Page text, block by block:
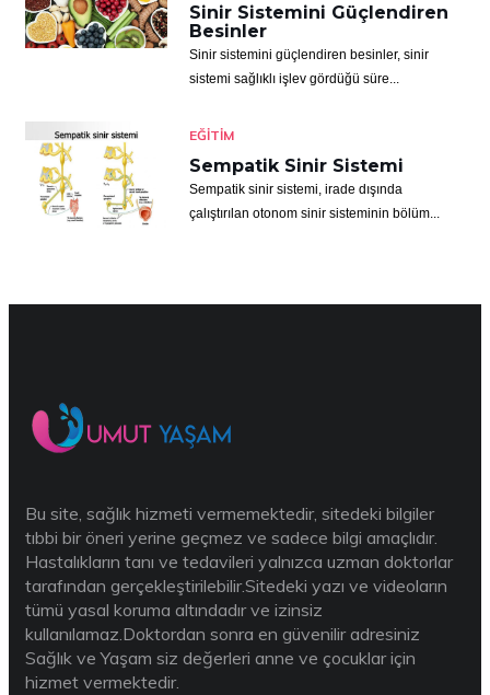
Sinir Sistemini Güçlendiren
Besinler
Sinir sistemini güçlendiren besinler, sinir
sistemi sağlıklı işlev gördüğü süre...
EĞITIM
Sempatik Sinir Sistemi
Sempatik sinir sistemi, irade dışında
çalıştırılan otonom sinir sisteminin bölüm...
Bu site, sağlık hizmeti vermemektedir, sitedeki bilgiler
tıbbi bir öneri yerine geçmez ve sadece bilgi amaçlıdır.
Hastalıkların tanı ve tedavileri yalnızca uzman doktorlar
tarafından gerçekleştirilebilir.Sitedeki yazı ve videoların
tümü yasal koruma altındadır ve izinsiz
kullanılamaz.Doktordan sonra en güvenilir adresiniz
Sağlık ve Yaşam siz değerleri anne ve çocuklar için
hizmet vermektedir.